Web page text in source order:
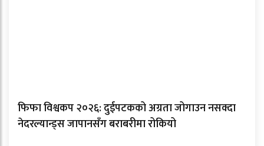
फिफा विश्वकप २०२६: दुईपटकको अग्रता जोगाउन नसक्दा
नेदरल्यान्ड्स जापानसँग बराबरीमा रोकियो